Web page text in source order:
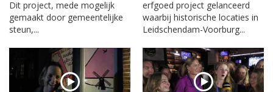
Dit project, mede mogelijk
gemaakt door gemeentelijke
steun,...
erfgoed project gelanceerd
waarbij historische locaties in
Leidschendam-Voorburg...